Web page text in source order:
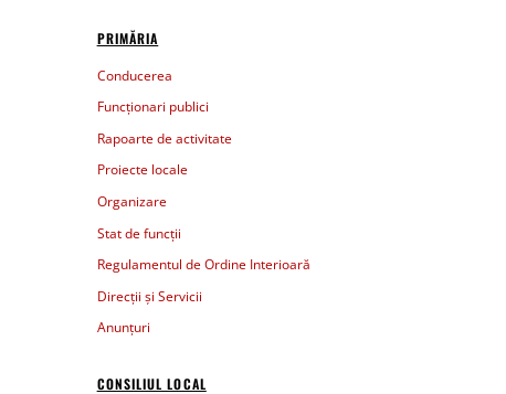
PRIMĂRIA
Conducerea
Funcționari publici
Rapoarte de activitate
Proiecte locale
Organizare
Stat de funcții
Regulamentul de Ordine Interioară
Direcții și Servicii
Anunțuri
CONSILIUL LOCAL